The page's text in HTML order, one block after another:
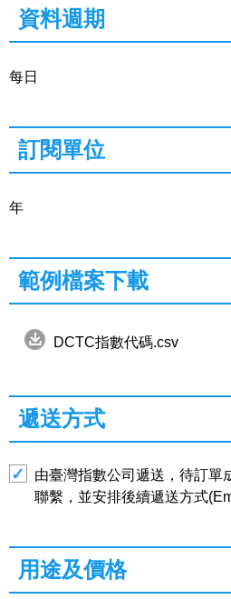
資料週期
每日
訂閱單位
年
範例檔案下載
DCTC指數代碼.csv
遞送方式
由臺灣指數公司遞送，待訂單
聯繫，並安排後續遞送方式
用途及價格